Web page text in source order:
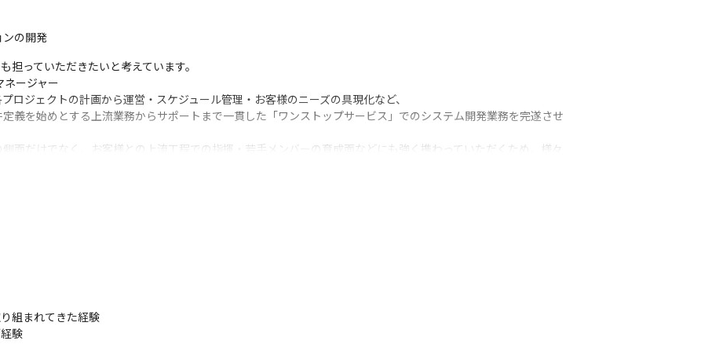
の開発
っていただきたいと考えています。
ージャー
ジェクトの計画から運営・スケジュール管理・お客様のニーズの具現化など、
義を始めとする上流業務からサポートまで一貫した「ワンストップサービス」でのシステム開発業務を完遂させ
面だけでなく、お客様との上流工程での指揮・若手メンバーの育成面などにも強く携わっていただくため、様々
更に経験を積むことによって大きな案件のリーダーにもチャレンジが可能です！
会社基盤・キャリアパスを感じられる環境で仕事をしたい！」
来的にマネジメントにもチャレンジしてみたい！」
組まれてきた経験
験